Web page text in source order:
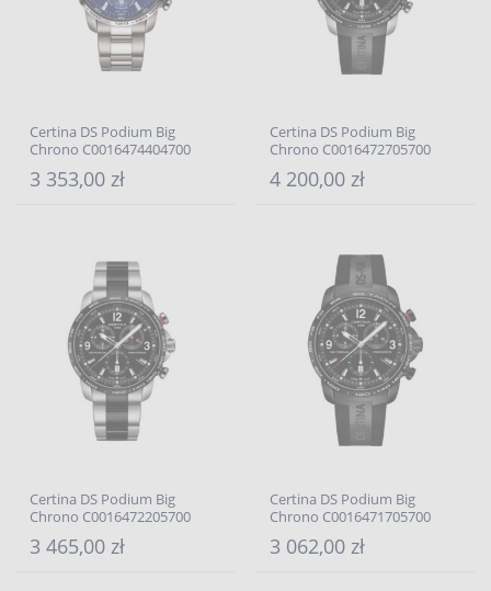
Certina DS Podium Big
Chrono C0016474404700
3 353,00 zł
Certina DS Podium Big
Chrono C0016472705700
4 200,00 zł
Certina DS Podium Big
Chrono C0016472205700
3 465,00 zł
Certina DS Podium Big
Chrono C0016471705700
3 062,00 zł